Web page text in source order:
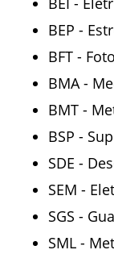
BEP -
BFT -
BMA -
BMT -
BSP -
SDE -
SEM -
SGS -
SML -